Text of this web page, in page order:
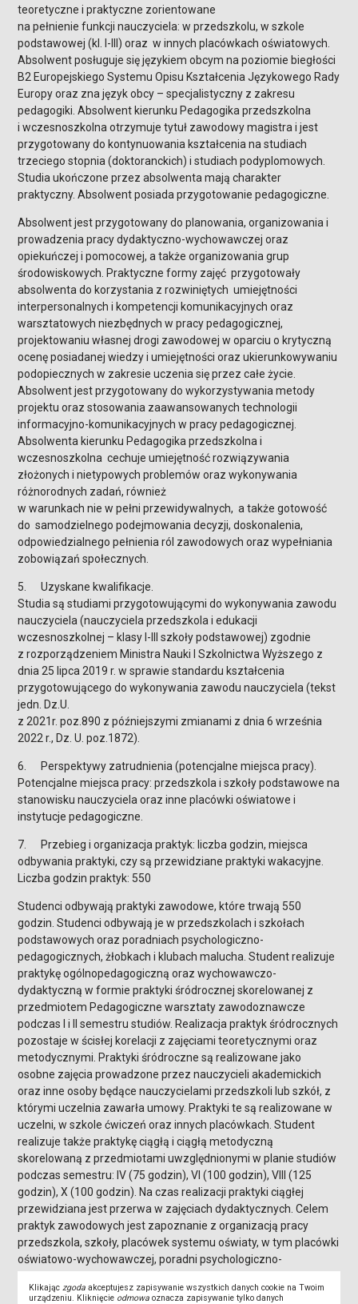
teoretyczne i praktyczne zorientowane
na pełnienie funkcji nauczyciela: w przedszkolu, w szkole
podstawowej (kl. I-III) oraz w innych placówkach oświatowych.
Absolwent posługuje się językiem obcym na poziomie biegłości
B2 Europejskiego Systemu Opisu Kształcenia Językowego Rady
Europy oraz zna język obcy – specjalistyczny z zakresu
pedagogiki. Absolwent kierunku Pedagogika przedszkolna
i wczesnoszkolna otrzymuje tytuł zawodowy magistra i jest
przygotowany do kontynuowania kształcenia na studiach
trzeciego stopnia (doktoranckich) i studiach podyplomowych.
Studia ukończone przez absolwenta mają charakter
praktyczny. Absolwent posiada przygotowanie pedagogiczne.
Absolwent jest przygotowany do planowania, organizowania i
prowadzenia pracy dydaktyczno-wychowawczej oraz
opiekuńczej i pomocowej, a także organizowania grup
środowiskowych. Praktyczne formy zajęć przygotowały
absolwenta do korzystania z rozwiniętych umiejętności
interpersonalnych i kompetencji komunikacyjnych oraz
warsztatowych niezbędnych w pracy pedagogicznej,
projektowaniu własnej drogi zawodowej w oparciu o krytyczną
ocenę posiadanej wiedzy i umiejętności oraz ukierunkowywaniu
podopiecznych w zakresie uczenia się przez całe życie.
Absolwent jest przygotowany do wykorzystywania metody
projektu oraz stosowania zaawansowanych technologii
informacyjno-komunikacyjnych w pracy pedagogicznej.
Absolwenta kierunku Pedagogika przedszkolna i
wczesnoszkolna cechuje umiejętność rozwiązywania
złożonych i nietypowych problemów oraz wykonywania
różnorodnych zadań, również
w warunkach nie w pełni przewidywalnych, a także gotowość
do samodzielnego podejmowania decyzji, doskonalenia,
odpowiedzialnego pełnienia ról zawodowych oraz wypełniania
zobowiązań społecznych.
5. Uzyskane kwalifikacje.
Studia są studiami przygotowującymi do wykonywania zawodu
nauczyciela (nauczyciela przedszkola i edukacji
wczesnoszkolnej – klasy I-III szkoły podstawowej) zgodnie
z rozporządzeniem Ministra Nauki I Szkolnictwa Wyższego z
dnia 25 lipca 2019 r. w sprawie standardu kształcenia
przygotowującego do wykonywania zawodu nauczyciela (tekst
jedn. Dz.U.
z 2021r. poz.890 z późniejszymi zmianami z dnia 6 września
2022 r., Dz. U. poz.1872).
6. Perspektywy zatrudnienia (potencjalne miejsca pracy).
Potencjalne miejsca pracy: przedszkola i szkoły podstawowe na
stanowisku nauczyciela oraz inne placówki oświatowe i
instytucje pedagogiczne.
7. Przebieg i organizacja praktyk: liczba godzin, miejsca
odbywania praktyki, czy są przewidziane praktyki wakacyjne.
Liczba godzin praktyk: 550
Studenci odbywają praktyki zawodowe, które trwają 550
godzin. Studenci odbywają je w przedszkolach i szkołach
podstawowych oraz poradniach psychologiczno-
pedagogicznych, żłobkach i klubach malucha. Student realizuje
praktykę ogólnopedagogiczną oraz wychowawczo-
dydaktyczną w formie praktyki śródrocznej skorelowanej z
przedmiotem Pedagogiczne warsztaty zawodoznawcze
podczas I i II semestru studiów. Realizacja praktyk śródrocznych
pozostaje w ścisłej korelacji z zajęciami teoretycznymi oraz
metodycznymi. Praktyki śródroczne są realizowane jako
osobne zajęcia prowadzone przez nauczycieli akademickich
oraz inne osoby będące nauczycielami przedszkoli lub szkół, z
którymi uczelnia zawarła umowy. Praktyki te są realizowane w
uczelni, w szkole ćwiczeń oraz innych placówkach. Student
realizuje także praktykę ciągłą i ciągłą metodyczną
skorelowaną z przedmiotami uwzględnionymi w planie studiów
podczas semestru: IV (75 godzin), VI (100 godzin), VIII (125
godzin), X (100 godzin). Na czas realizacji praktyki ciągłej
przewidziana jest przerwa w zajęciach dydaktycznych. Celem
praktyk zawodowych jest zapoznanie z organizacją pracy
przedszkola, szkoły, placówek systemu oświaty, w tym placówki
oświatowo-wychowawczej, poradni psychologiczno-
metodami nauczania i wychowania oraz umożliwienie
Klikając zgoda akceptujesz zapisywanie wszystkich danych cookie na Twoim
urządzeniu. Kliknięcie odmowa oznacza zapisywanie tylko danych